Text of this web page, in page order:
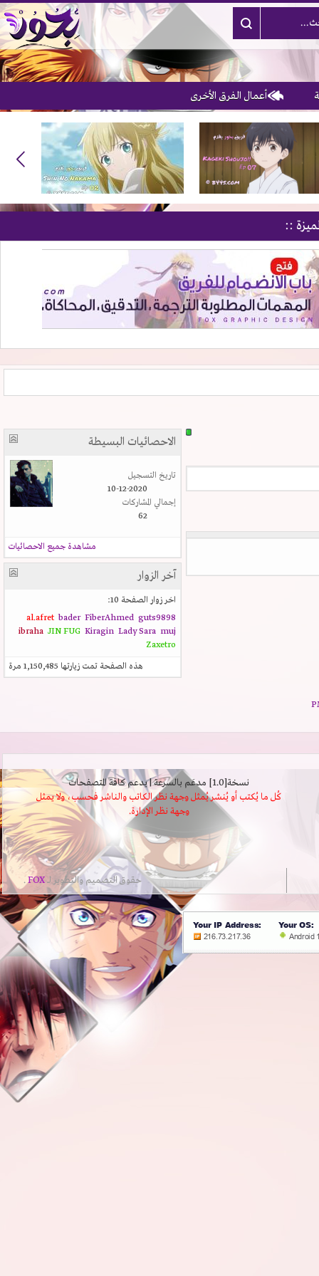
أعمال الفرق الأخرى
::
الاحصائيات البسيطة
تاريخ التسجيل
10-12-2020
إجمالي المشاركات
62
مشاهدة جميع الاحصائيات
آخر الزوار
اخر زوار الصفحة 10:
al.afret
bader FiberAhmed
guts9898
ibraha
JIN FUG Kiragin Lady Sara
muj
Zaxetro
هذه الصفحة تمت زيارتها1,150,485مرة
نسخة[1.0] مدعَم بالسرعة | يدعم كافة المتصفحات
كُل ما يُكتب أو يُنشر يُمثل وجهة نظر الكاتب والناشر فحسب، ولا يمثل
وجهة نظر الإدارة.
حقوق التصميم والتطوير لــFOX
.